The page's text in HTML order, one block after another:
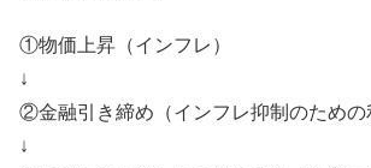
①物価上昇（インフレ）
↓
②金融引き締め（インフレ抑制のための
↓